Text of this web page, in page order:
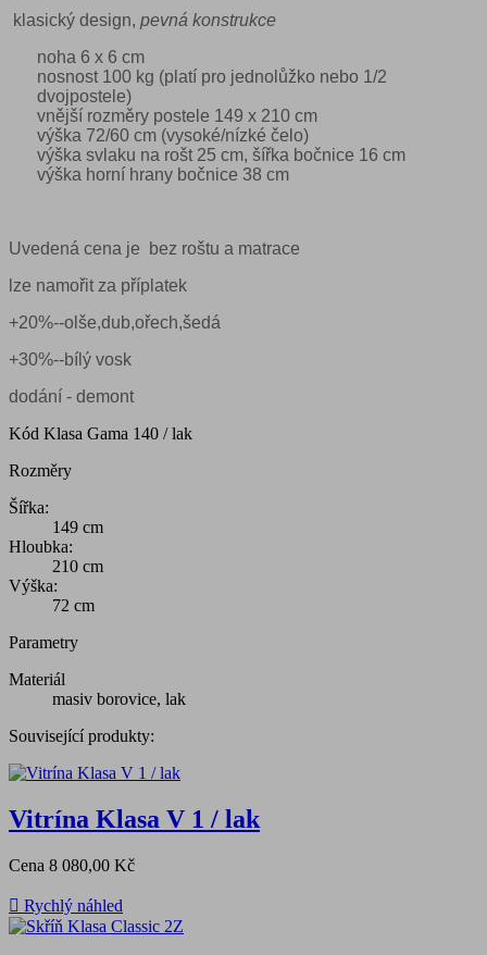
klasický design, pevná konstrukce
noha 6 x 6 cm
nosnost 100 kg (platí pro jednolůžko nebo 1/2
dvojpostele)
vnější rozměry postele 149 x 210 cm
výška 72/60 cm (vysoké/nízké čelo)
výška svlaku na rošt 25 cm, šířka bočnice 16 cm
výška horní hrany bočnice 38 cm
Uvedená cena je bez roštu a matrace
lze namořit za příplatek
+20%--olše,dub,ořech,šedá
+30%--bílý vosk
dodání - demont
Kód Klasa Gama 140 / lak
Rozměry
Šířka:
149 cm
Hloubka:
210 cm
Výška:
72 cm
Parametry
Materiál
masiv borovice, lak
Související produkty:
Vitrína Klasa V 1 / lak
Cena 8 080,00 Kč
 Rychlý náhled